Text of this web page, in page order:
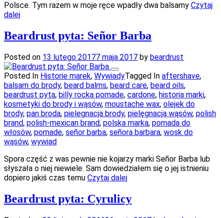
Polsce. Tym razem w moje ręce wpadły dwa balsamy Czytaj
dalej
Beardrust pyta: Señor Barba
Posted on 13 lutego 20177 maja 2017 by beardrust
Posted In Historie marek, WywiadyTagged In aftershave,
balsam do brody, beard balms, beard care, beard oils,
beardrust pyta, billy rocka pomade, cardone, historia marki,
kosmetyki do brody i wąsów, moustache wax, olejek do
brody, pan broda, pielegnacja brody, pielęgnacja wąsów, polish
brand, polish-mexican brand, polska marka, pomada do
włosów, pomade, señor barba, señora barbara, wosk do
wąsów, wywiad
Spora część z was pewnie nie kojarzy marki Señor Barba lub
słyszała o niej niewiele. Sam dowiedziałem się o jej istnieniu
dopiero jakiś czas temu Czytaj dalej
Beardrust pyta: Cyrulicy